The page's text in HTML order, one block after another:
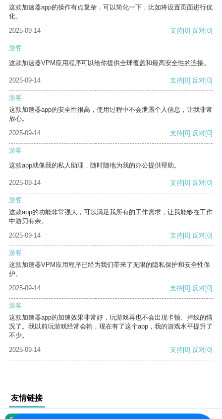
这款加速器app的操作有点复杂，可以简化一下，比如将设置页面进行优
化。
2025-09-14
支持[0] 反对[0]
游客
这款加速器VPM应用程序可以给你提供全球覆盖和最高安全性的连接。
2025-09-14 支持[0] 反对[0]
游客
这款加速器app的安全性很高，使用过程中不会泄露个人信息，让我非常
放心。
2025-09-14
支持[0] 反对[0]
游客
这款app就像我的私人助理，随时随地为我的办公提供帮助。
2025-09-14 支持[0] 反对[0]
游客
这款app的功能非常强大，可以满足我所有的工作需求，让我能够在工作
中游刃有余。
2025-09-14
支持[0] 反对[0]
游客
这款加速器VPM应用程序已经为我们带来了无限的隐私保护和安全性保
护。
2025-09-14
支持[0] 反对[0]
游客
这款加速器app的加速效果非常好，玩游戏再也不会出现卡顿、掉线的情
况了。我以前玩游戏经常会输，现在有了这个app，我的游戏水平提升了
不少。
2025-09-14
支持[0] 反对[0]
友情链接